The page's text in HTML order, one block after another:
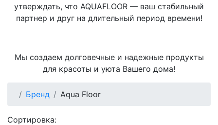
утверждать, что AQUAFLOOR — ваш стабильный
партнер и друг на длительный период времени!
Мы создаем долговечные и надежные продукты
для красоты и уюта Вашего дома!
Бренд Aqua Floor
Сортировка: